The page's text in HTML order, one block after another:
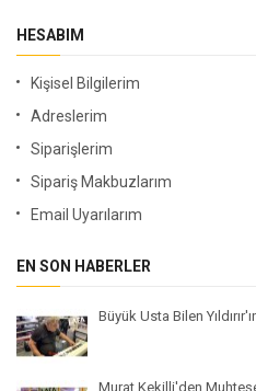
HESABIM
Kişisel Bilgilerim
Adreslerim
Siparişlerim
Sipariş Makbuzlarım
Email Uyarılarım
EN SON HABERLER
Büyük Usta Bilen
Murat Kekilli'den